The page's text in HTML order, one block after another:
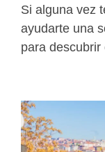
Si alguna vez
ayudarte una
para descubrir